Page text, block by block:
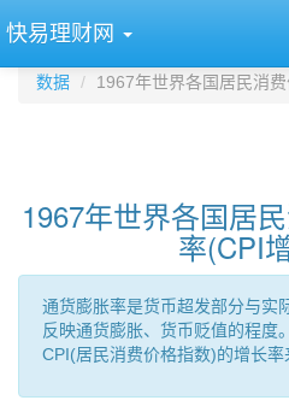
快易理财网
数据 1967年世界各国居民消
1967年世界各国居
率(CPI
通货膨胀率是货币超发部分与实
反映通货膨胀、货币贬值的程度
CPI(居民消费价格指数)的增长率